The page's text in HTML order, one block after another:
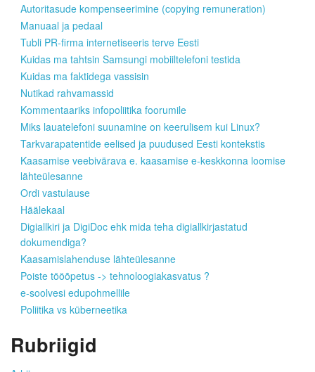
Autoritasude kompenseerimine (copying remuneration)
Manuaal ja pedaal
Tubli PR-firma internetiseeris terve Eesti
Kuidas ma tahtsin Samsungi mobiiltelefoni testida
Kuidas ma faktidega vassisin
Nutikad rahvamassid
Kommentaariks infopoliitika foorumile
Miks lauatelefoni suunamine on keerulisem kui Linux?
Tarkvarapatentide eelised ja puudused Eesti kontekstis
Kaasamise veebivärava e. kaasamise e-keskkonna loomise
lähteülesanne
Ordi vastulause
Häälekaal
Digiallkiri ja DigiDoc ehk mida teha digiallkirjastatud
dokumendiga?
Kaasamislahenduse lähteülesanne
Poiste tööõpetus -> tehnoloogiakasvatus ?
e-soolvesi edupohmellile
Poliitika vs küberneetika
Rubriigid